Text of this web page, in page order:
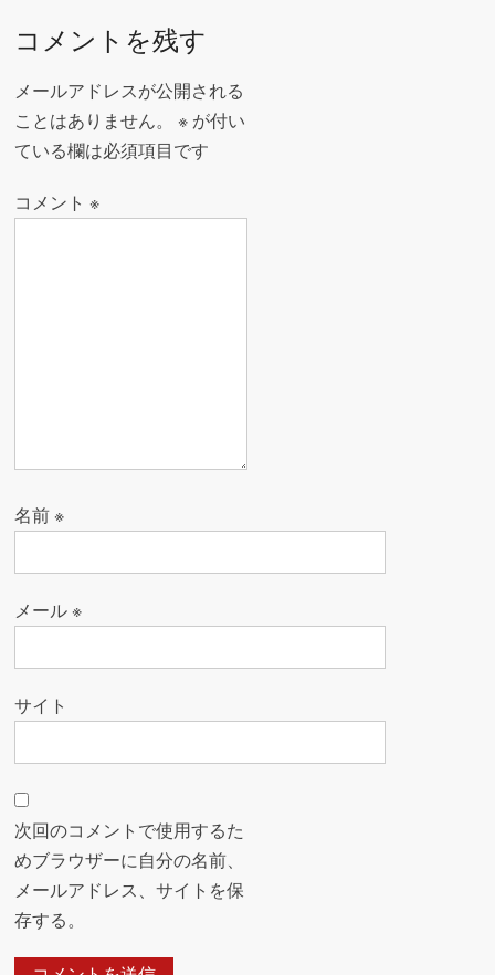
k
ナ
ビ
ゲ
ー
シ
ョ
コメントを残す
メールアドレスが公開される
ことはありません。
※ が付い
ている欄は必須項目です
コメント※
名前※
メール※
サイト
次回のコメントで使用するた
めブラウザーに自分の名前、
メールアドレス、サイトを保
存する。